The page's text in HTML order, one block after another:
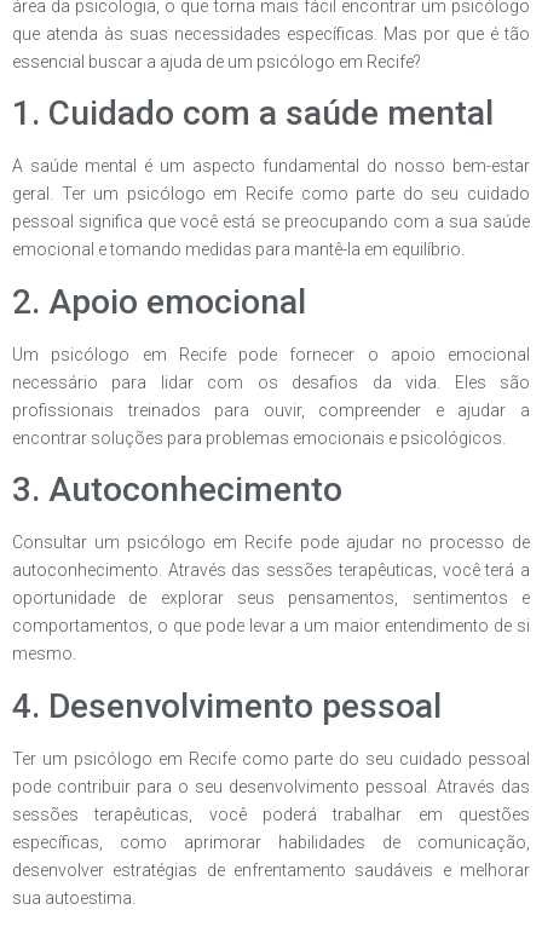
área da psicologia, o que torna mais fácil encontrar um psicólogo
que atenda às suas necessidades específicas. Mas por que é tão
essencial buscar a ajuda de um psicólogo em Recife?
1. Cuidado com a saúde mental
A saúde mental é um aspecto fundamental do nosso bem-estar
geral. Ter um psicólogo em Recife como parte do seu cuidado
pessoal significa que você está se preocupando com a sua saúde
emocional e tomando medidas para mantê-la em equilíbrio.
2. Apoio emocional
Um psicólogo em Recife pode fornecer o apoio emocional
necessário para lidar com os desafios da vida. Eles são
profissionais treinados para ouvir, compreender e ajudar a
encontrar soluções para problemas emocionais e psicológicos.
3. Autoconhecimento
Consultar um psicólogo em Recife pode ajudar no processo de
autoconhecimento. Através das sessões terapêuticas, você terá a
oportunidade de explorar seus pensamentos, sentimentos e
comportamentos, o que pode levar a um maior entendimento de si
mesmo.
4. Desenvolvimento pessoal
Ter um psicólogo em Recife como parte do seu cuidado pessoal
pode contribuir para o seu desenvolvimento pessoal. Através das
sessões terapêuticas, você poderá trabalhar em questões
específicas, como aprimorar habilidades de comunicação,
desenvolver estratégias de enfrentamento saudáveis ​​e melhorar
sua autoestima.